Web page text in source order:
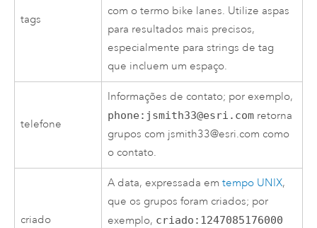
tags
com o termo bike lanes. Utilize aspas
para resultados mais precisos,
especialmente para strings de tag
que incluem um espaço.
telefone
Informações de contato; por exemplo,
phone:jsmith33@esri.com retorna
grupos com jsmith33@esri.com como
o contato.
criado
A data, expressada emtempo UNIX,
que os grupos foram criados; por
exemplo, criado:1247085176000